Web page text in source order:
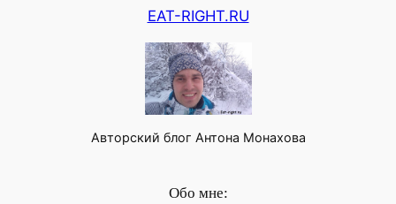
EAT-RIGHT.RU
Авторский блог Антона Монахова
Обо мне: